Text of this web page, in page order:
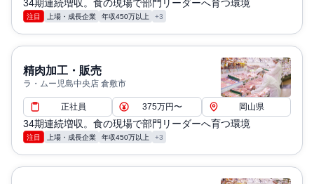
34期連続増収。食の現場で部門リーダーへ育つ環境
注目 上場・成長企業 年収450万以上 +3
精肉加工・販売
ラ・ムー児島中央店 倉敷市
正社員 375万円〜 岡山県
34期連続増収。食の現場で部門リーダーへ育つ環境
注目 上場・成長企業 年収450万以上 +3